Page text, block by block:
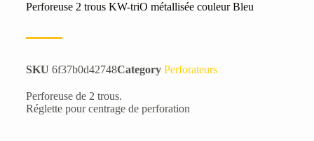
Perforeuse 2 trous KW-triO métallisée couleur Bleu
SKU 6f37b0d42748Category Perforateurs
Perforeuse de 2 trous.
Réglette pour centrage de perforation